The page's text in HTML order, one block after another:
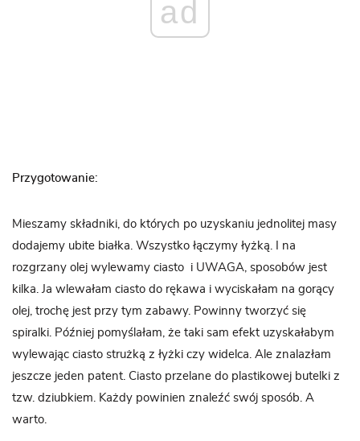
ad
Przygotowanie:
Mieszamy składniki, do których po uzyskaniu jednolitej masy
dodajemy ubite białka. Wszystko łączymy łyżką. I na
rozgrzany olej wylewamy ciasto i UWAGA, sposobów jest
kilka. Ja wlewałam ciasto do rękawa i wyciskałam na gorący
olej, trochę jest przy tym zabawy. Powinny tworzyć się
spiralki. Później pomyślałam, że taki sam efekt uzyskałabym
wylewając ciasto strużką z łyżki czy widelca. Ale znalazłam
jeszcze jeden patent. Ciasto przelane do plastikowej butelki z
tzw. dziubkiem. Każdy powinien znaleźć swój sposób. A
warto.